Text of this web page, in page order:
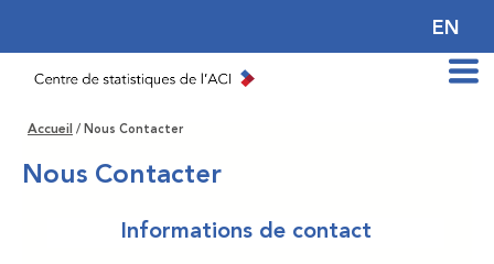
EN
Accueil / Nous Contacter
Nous Contacter
Informations de contact